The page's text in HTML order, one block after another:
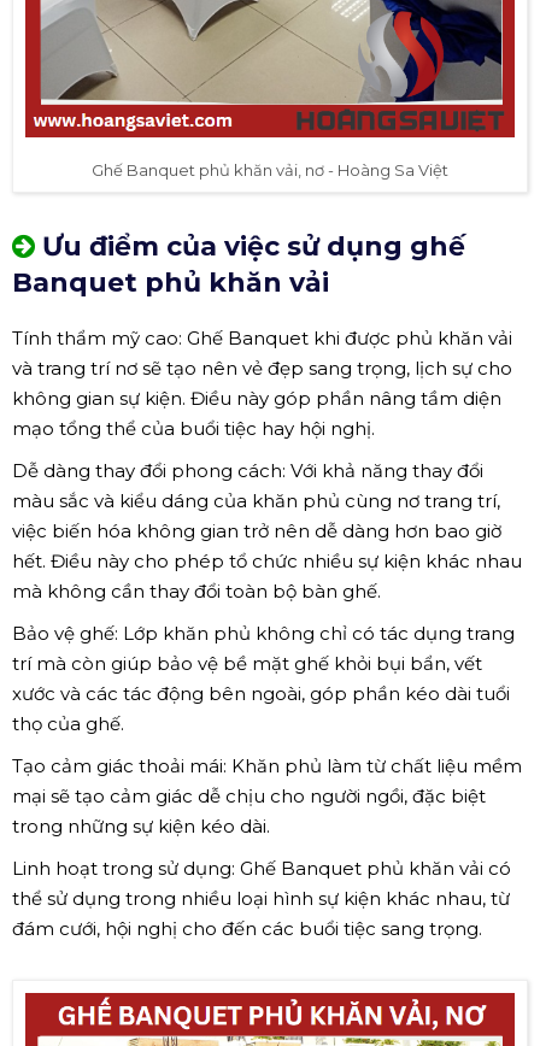
Ghế Banquet phủ khăn vải, nơ - Hoàng Sa Việt
Ưu điểm của việc sử dụng ghế
Banquet phủ khăn vải
Tính thẩm mỹ cao: Ghế Banquet khi được phủ khăn vải
và trang trí nơ sẽ tạo nên vẻ đẹp sang trọng, lịch sự cho
không gian sự kiện. Điều này góp phần nâng tầm diện
mạo tổng thể của buổi tiệc hay hội nghị.
Dễ dàng thay đổi phong cách: Với khả năng thay đổi
màu sắc và kiểu dáng của khăn phủ cùng nơ trang trí,
việc biến hóa không gian trở nên dễ dàng hơn bao giờ
hết. Điều này cho phép tổ chức nhiều sự kiện khác nhau
mà không cần thay đổi toàn bộ bàn ghế.
Bảo vệ ghế: Lớp khăn phủ không chỉ có tác dụng trang
trí mà còn giúp bảo vệ bề mặt ghế khỏi bụi bẩn, vết
xước và các tác động bên ngoài, góp phần kéo dài tuổi
thọ của ghế.
Tạo cảm giác thoải mái: Khăn phủ làm từ chất liệu mềm
mại sẽ tạo cảm giác dễ chịu cho người ngồi, đặc biệt
trong những sự kiện kéo dài.
Linh hoạt trong sử dụng: Ghế Banquet phủ khăn vải có
thể sử dụng trong nhiều loại hình sự kiện khác nhau, từ
đám cưới, hội nghị cho đến các buổi tiệc sang trọng.